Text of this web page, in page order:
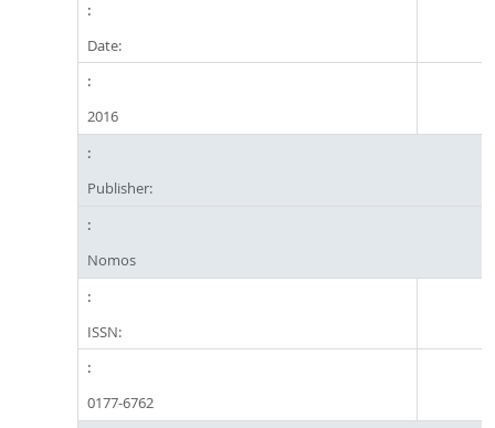
Date:
2016
Publisher:
Nomos
ISSN:
0177-6762